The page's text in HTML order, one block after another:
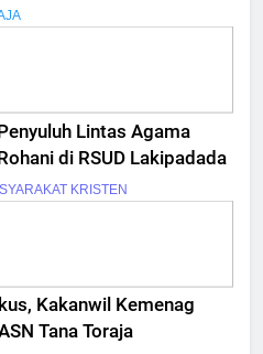
Lintas Agama
di RSUD Lakipadada
KRISTEN
Kakanwil Kemenag
Tana Toraja